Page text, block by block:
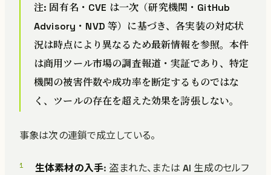
注: 固有名・CVE は一次（研究機関・GitHub
Advisory・NVD 等）に基づき、各実装の対応状
況は時点により異なるため最新情報を参照。本件
は商用ツール市場の調査報道・実証であり、特定
機関の被害件数や成功率を断定するものではな
く、ツールの存在を超えた効果を誇張しない。
事象は次の連鎖で成立している。
生体素材の入手: 盗まれた、または AI 生成のセルフ